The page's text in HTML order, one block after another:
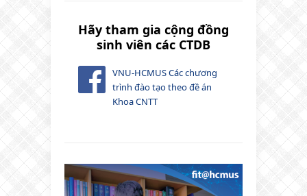
Hãy tham gia cộng đồng
sinh viên các CTDB
VNU-HCMUS Các chương
trình đào tạo theo đề án
Khoa CNTT